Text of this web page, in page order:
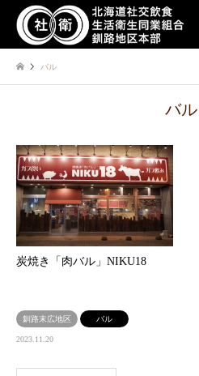
バル
バル
炭焼き「肉バル」NIKU18
釧路末広地区 バル
2023.11.20